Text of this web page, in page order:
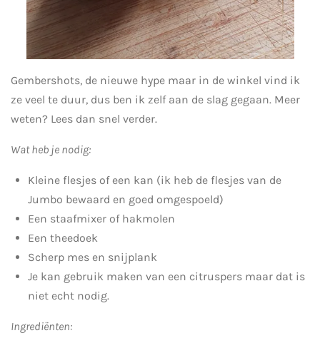
Gembershots, de nieuwe hype maar in de winkel vind ik
ze veel te duur, dus ben ik zelf aan de slag gegaan. Meer
weten? Lees dan snel verder.
Wat heb je nodig:
Kleine flesjes of een kan (ik heb de flesjes van de
Jumbo bewaard en goed omgespoeld)
Een staafmixer of hakmolen
Een theedoek
Scherp mes en snijplank
Je kan gebruik maken van een citruspers maar dat is
niet echt nodig.
Ingrediënten: